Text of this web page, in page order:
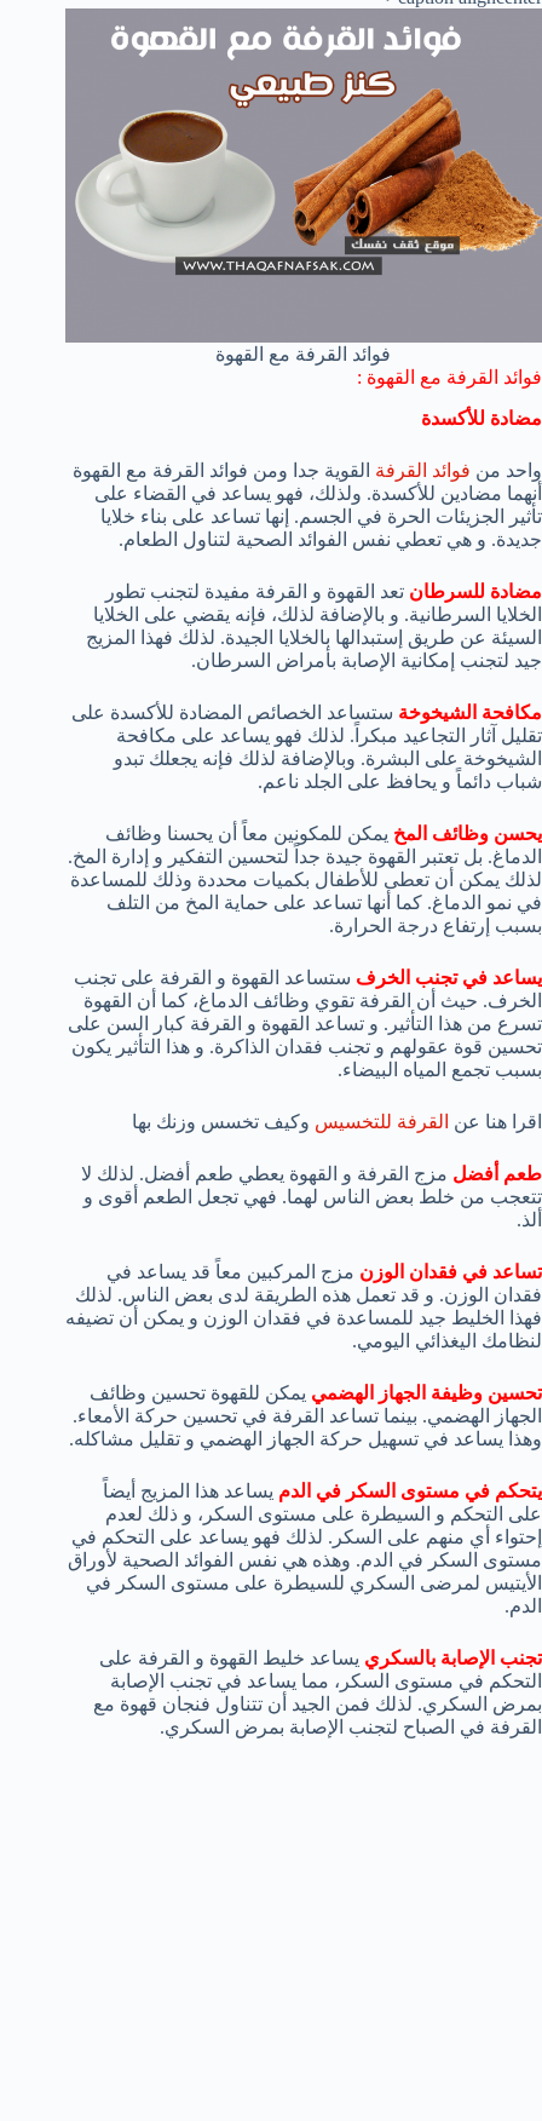
فوائد القرفة مع القهوة
فوائد القرفة مع القهوة :
مضادة للأكسدة
واحد من فوائد القرفة القوية جدا ومن فوائد القرفة مع القهوة
أنهما مضادين للأكسدة. ولذلك، فهو يساعد في القضاء على
تأثير الجزيئات الحرة في الجسم. إنها تساعد على بناء خلايا
جديدة. و هي تعطي نفس الفوائد الصحية لتناول الطعام.
مضادة للسرطان تعد القهوة و القرفة مفيدة لتجنب تطور
الخلايا السرطانية. و بالإضافة لذلك، فإنه يقضي على الخلايا
السيئة عن طريق إستبدالها بالخلايا الجيدة. لذلك فهذا المزيج
جيد لتجنب إمكانية الإصابة بأمراض السرطان.
مكافحة الشيخوخة ستساعد الخصائص المضادة للأكسدة على
تقليل آثار التجاعيد مبكراً. لذلك فهو يساعد على مكافحة
الشيخوخة على البشرة. وبالإضافة لذلك فإنه يجعلك تبدو
شباب دائماً و يحافظ على الجلد ناعم.
يحسن وظائف المخ يمكن للمكونين معاً أن يحسنا وظائف
الدماغ. بل تعتبر القهوة جيدة جداً لتحسين التفكير و إدارة المخ.
لذلك يمكن أن تعطى للأطفال بكميات محددة وذلك للمساعدة
في نمو الدماغ. كما أنها تساعد على حماية المخ من التلف
بسبب إرتفاع درجة الحرارة.
يساعد في تجنب الخرف ستساعد القهوة و القرفة على تجنب
الخرف. حيث أن القرفة تقوي وظائف الدماغ، كما أن القهوة
تسرع من هذا التأثير. و تساعد القهوة و القرفة كبار السن على
تحسين قوة عقولهم و تجنب فقدان الذاكرة. و هذا التأثير يكون
بسبب تجمع المياه البيضاء.
اقرا هنا عن القرفة للتخسيس وكيف تخسس وزنك بها
طعم أفضل مزج القرفة و القهوة يعطي طعم أفضل. لذلك لا
تتعجب من خلط بعض الناس لهما. فهي تجعل الطعم أقوى و
ألذ.
تساعد في فقدان الوزن مزج المركبين معاً قد يساعد في
فقدان الوزن. و قد تعمل هذه الطريقة لدى بعض الناس. لذلك
فهذا الخليط جيد للمساعدة في فقدان الوزن و يمكن أن تضيفه
لنظامك اليغذائي اليومي.
تحسين وظيفة الجهاز الهضمي يمكن للقهوة تحسين وظائف
الجهاز الهضمي. بينما تساعد القرفة في تحسين حركة الأمعاء.
وهذا يساعد في تسهيل حركة الجهاز الهضمي و تقليل مشاكله.
يتحكم في مستوى السكر في الدم يساعد هذا المزيج أيضاً
على التحكم و السيطرة على مستوى السكر، و ذلك لعدم
إحتواء أي منهم على السكر. لذلك فهو يساعد على التحكم في
مستوى السكر في الدم. وهذه هي نفس الفوائد الصحية لأوراق
الأيتيس لمرضى السكري للسيطرة على مستوى السكر في
الدم.
تجنب الإصابة بالسكري يساعد خليط القهوة و القرفة على
التحكم في مستوى السكر، مما يساعد في تجنب الإصابة
بمرض السكري. لذلك فمن الجيد أن تتناول فنجان قهوة مع
القرفة في الصباح لتجنب الإصابة بمرض السكري.